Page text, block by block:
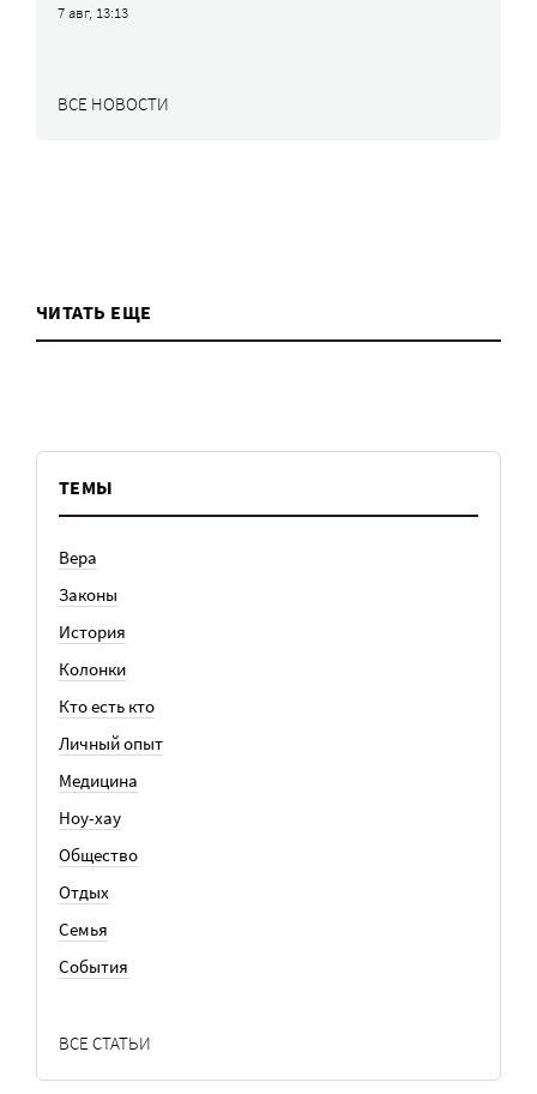
7 авг, 13:13
ВСЕ НОВОСТИ
ЧИТАТЬ ЕЩЕ
ТЕМЫ
Вера
Законы
История
Колонки
Кто есть кто
Личный опыт
Медицина
Ноу-хау
Общество
Отдых
Семья
События
ВСЕ СТАТЬИ